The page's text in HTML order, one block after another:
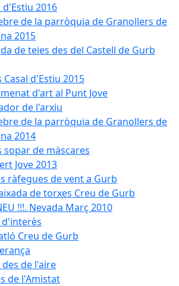
d'Estiu 2016
de la parròquia de Granollers de
2015
de teies des del Castell de Gurb
Casal d'Estiu 2015
d'art al Punt Jove
de l'arxiu
de la parròquia de Granollers de
2014
sopar de màscares
Jove 2013
ràfegues de vent a Gurb
de torxes Creu de Gurb
!!!. Nevada Març 2010
d'interès
Creu de Gurb
de l'aire
de l'Amistat